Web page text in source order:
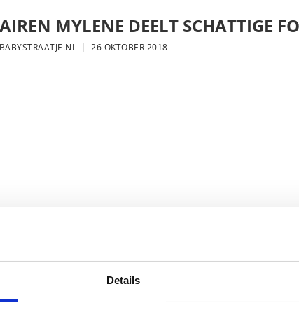
Details
AIREN MYLENE DEELT SCHATTIGE
BABYSTRAATJE.NL 26 OKTOBER 2018
FOTO: SAAR KONINGSBERGER MET